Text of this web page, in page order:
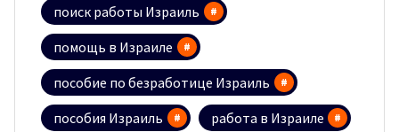
поиск работы Израиль
помощь в Израиле
пособие по безработице Израиль
пособия Израиль
работа в Израиле